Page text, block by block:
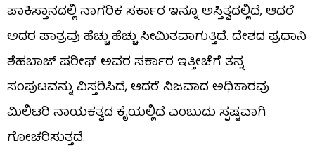
ಪಾಕಿಸ್ತಾನದಲ್ಲಿ ನಾಗರಿಕ ಸರ್ಕಾರ ಇನ್ನೂ ಅಸ್ತಿತ್ವದಲ್ಲಿದೆ, ಆದರೆ
ಅದರ ಪಾತ್ರವು ಹೆಚ್ಚು ಹೆಚ್ಚು ಸೀಮಿತವಾಗುತ್ತಿದೆ. ದೇಶದ ಪ್ರಧಾನಿ
ಶೆಹಬಾಜ್ ಷರೀಫ್ ಅವರ ಸರ್ಕಾರ ಇತ್ತೀಚೆಗೆ ತನ್ನ
ಸಂಪುಟವನ್ನು ವಿಸ್ತರಿಸಿದೆ, ಆದರೆ ನಿಜವಾದ ಅಧಿಕಾರವು
ಮಿಲಿಟರಿ ನಾಯಕತ್ವದ ಕೈಯಲ್ಲಿದೆ ಎಂಬುದು ಸ್ಪಷ್ಟವಾಗಿ
ಗೋಚರಿಸುತ್ತದೆ.